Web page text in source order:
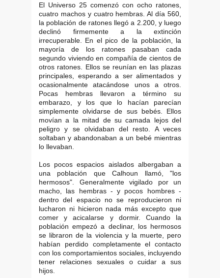
El Universo 25 comenzó con ocho ratones,
cuatro machos y cuatro hembras. Al día 560,
la población de ratones llegó a 2.200, y luego
declinó firmemente a la extinción
irrecuperable. En el pico de la población, la
mayoría de los ratones pasaban cada
segundo viviendo en compañía de cientos de
otros ratones. Ellos se reunían en las plazas
principales, esperando a ser alimentados y
ocasionalmente atacándose unos a otros.
Pocas hembras llevaron a término su
embarazo, y los que lo hacían parecían
simplemente olvidarse de sus bebés. Ellos
movían a la mitad de su camada lejos del
peligro y se olvidaban del resto. A veces
soltaban y abandonaban a un bebé mientras
lo llevaban.
Los pocos espacios aislados albergaban a
una población que Calhoun llamó, "los
hermosos". Generalmente vigilado por un
macho, las hembras - y pocos hombres -
dentro del espacio no se reproducieron ni
lucharon ni hicieron nada más excepto que
comer y acicalarse y dormir. Cuando la
población empezó a declinar, los hermosos
se libraron de la violencia y la muerte, pero
habían perdido completamente el contacto
con los comportamientos sociales, incluyendo
tener relaciones sexuales o cuidar a sus
hijos.